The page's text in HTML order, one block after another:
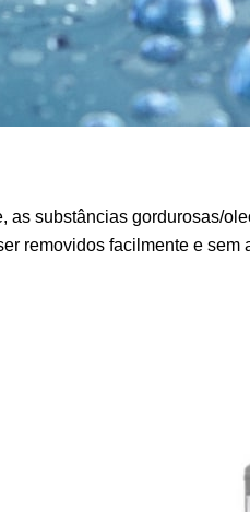
substâncias gordurosas/
removidos facilmente e